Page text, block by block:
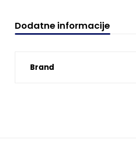
Dodatne informacije
Brand